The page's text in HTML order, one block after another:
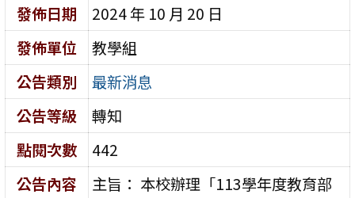
發佈日期
2024 年 10 月 20 日
發佈單位
教學組
公告類別
最新消息
公告等級
轉知
點閱次數
442
公告內容
主旨： 本校辦理「113學年度教育部